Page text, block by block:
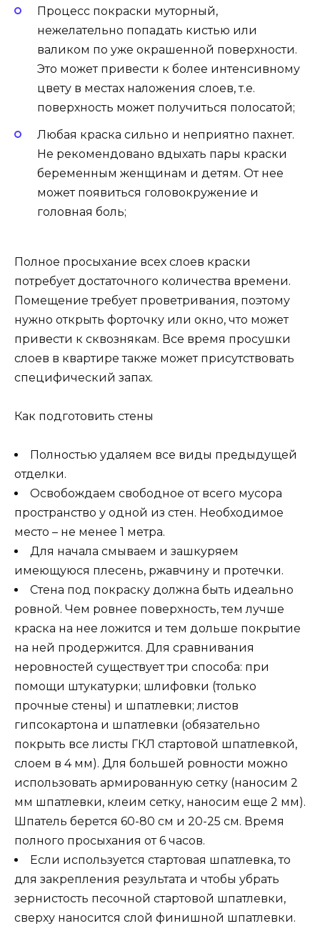
Процесс покраски муторный,
нежелательно попадать кистью или
валиком по уже окрашенной поверхности.
Это может привести к более интенсивному
цвету в местах наложения слоев, т.е.
поверхность может получиться полосатой;
Любая краска сильно и неприятно пахнет.
Не рекомендовано вдыхать пары краски
беременным женщинам и детям. От нее
может появиться головокружение и
головная боль;
Полное просыхание всех слоев краски
потребует достаточного количества времени.
Помещение требует проветривания, поэтому
нужно открыть форточку или окно, что может
привести к сквознякам. Все время просушки
слоев в квартире также может присутствовать
специфический запах.
Как подготовить стены
Полностью удаляем все виды предыдущей
отделки.
Освобождаем свободное от всего мусора
пространство у одной из стен. Необходимое
место – не менее 1 метра.
Для начала смываем и зашкуряем
имеющуюся плесень, ржавчину и протечки.
Стена под покраску должна быть идеально
ровной. Чем ровнее поверхность, тем лучше
краска на нее ложится и тем дольше покрытие
на ней продержится. Для сравнивания
неровностей существует три способа: при
помощи штукатурки; шлифовки (только
прочные стены) и шпатлевки; листов
гипсокартона и шпатлевки (обязательно
покрыть все листы ГКЛ стартовой шпатлевкой,
слоем в 4 мм). Для большей ровности можно
использовать армированную сетку (наносим 2
мм шпатлевки, клеим сетку, наносим еще 2 мм).
Шпатель берется 60-80 см и 20-25 см. Время
полного просыхания от 6 часов.
Если используется стартовая шпатлевка, то
для закрепления результата и чтобы убрать
зернистость песочной стартовой шпатлевки,
сверху наносится слой финишной шпатлевки.